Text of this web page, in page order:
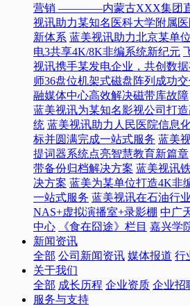
营销 ————内蒙古XXX集团
视讯助力某知名医科大学附属
新体系 蓝美视讯助力北京某单
电3共享4K/8K非编系统新纪元
视讯携手某发电企业，共创数
师36盘位机架式磁盘阵列成功
融媒体中心高效解决磁带库故障
蓝美视讯为某知名影视公司打
统 蓝美视讯助力人民医院信息
标并圆满完成一站式服务 蓝美
提词器系统点亮智慧教育新篇章
带备份归档解决方案 蓝美视讯
决方案 蓝美为某单位打造4K非
一站式服务 蓝美视讯在石油行
NAS+虚拟演播室+录影棚 中广
中心
《食在囧途》栏目 嘉兴学
新闻资讯
全部 公司新闻资讯 媒体报道 行
关于我们
全部 成长历程 企业资质 企业招
服务与支持